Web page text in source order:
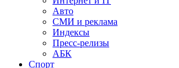
Авто
СМИ и реклама
Индексы
Пресс-релизы
АБК
Спорт